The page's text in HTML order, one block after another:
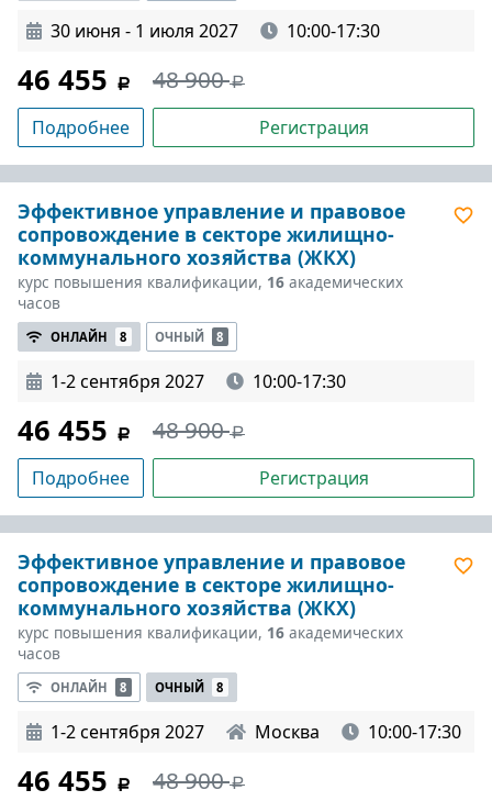
30 июня - 1 июля 2027 10:00-17:30
46 455 48 900
Подробнее Регистрация
Эффективное управление и правовое
сопровождение в секторе жилищно-
коммунального хозяйства (ЖКХ)
курс повышения квалификации, 16 академических
часов
ОНЛАЙН 8 ОЧНЫЙ 8
1-2 сентября 2027 10:00-17:30
46 455 48 900
Подробнее Регистрация
Эффективное управление и правовое
сопровождение в секторе жилищно-
коммунального хозяйства (ЖКХ)
курс повышения квалификации, 16 академических
часов
ОНЛАЙН 8 ОЧНЫЙ 8
1-2 сентября 2027 Москва 10:00-17:30
46 455 48 900